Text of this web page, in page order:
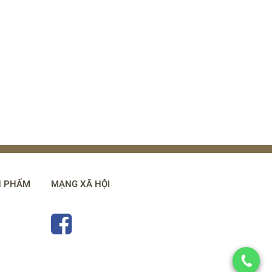
PHẨM MẠNG XÃ HỘI